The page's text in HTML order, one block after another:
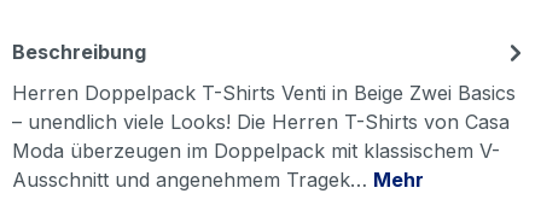
Beschreibung
Herren Doppelpack T-Shirts Venti in Beige Zwei Basics
– unendlich viele Looks! Die Herren T-Shirts von Casa
Moda überzeugen im Doppelpack mit klassischem V-
Ausschnitt und angenehmem Tragek… Mehr